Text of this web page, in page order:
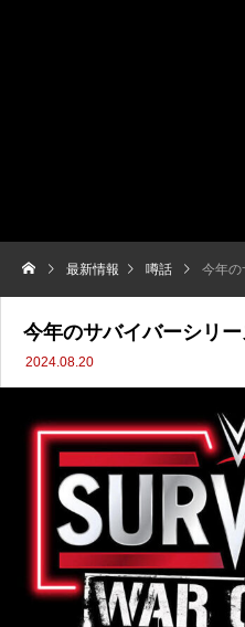
最新情報 噂話 今年の
今年のサバイバーシリ
2024.08.20